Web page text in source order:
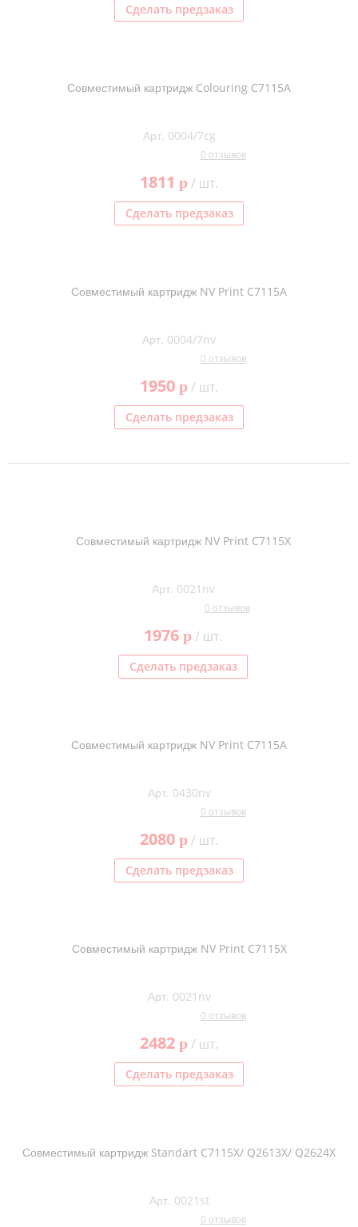
Сделать предзаказ
Совместимый картридж Colouring C7115A
Арт. 0004/7cg
0 отзывов
1811 p/ шт.
Сделать предзаказ
Совместимый картридж NV Print C7115A
Арт. 0004/7nv
0 отзывов
1950 p/ шт.
Сделать предзаказ
Совместимый картридж NV Print C7115X
Арт. 0021nv
0 отзывов
1976 p/ шт.
Сделать предзаказ
Совместимый картридж NV Print C7115A
Арт. 0430nv
0 отзывов
2080 p/ шт.
Сделать предзаказ
Совместимый картридж NV Print C7115X
Арт. 0021nv
0 отзывов
2482 p/ шт.
Сделать предзаказ
Совместимый картридж Standart C7115X/ Q2613X/ Q2624X
Арт. 0021st
0 отзывов